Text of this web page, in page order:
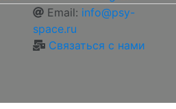
Email: info@psy-
space.ru
Связаться с нами